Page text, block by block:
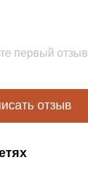
первый отзыв
отзыв